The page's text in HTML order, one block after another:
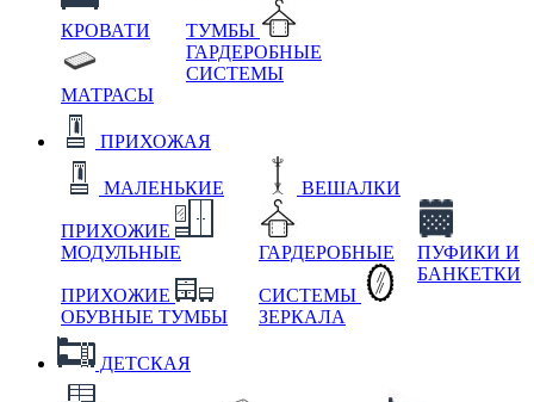
КРОВАТИ
МАТРАСЫ
ТУМБЫ
ГАРДЕРОБНЫЕ
СИСТЕМЫ
ПРИХОЖАЯ
МАЛЕНЬКИЕ
ПРИХОЖИЕ
МОДУЛЬНЫЕ
ПРИХОЖИЕ
ОБУВНЫЕ ТУМБЫ
ВЕШАЛКИ
ГАРДЕРОБНЫЕ
СИСТЕМЫ
ЗЕРКАЛА
ПУФИКИ И
БАНКЕТКИ
ДЕТСКАЯ